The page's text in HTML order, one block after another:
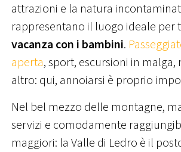
attrazioni e la natura
rappresentano il luogo ideale per
vacanza con i bambini.
aperta, sport, escursioni in malga,
altro: qui, annoiarsi è proprio
Nel bel mezzo delle montagne,
servizi e comodamente
maggiori: la Valle di Ledro è il